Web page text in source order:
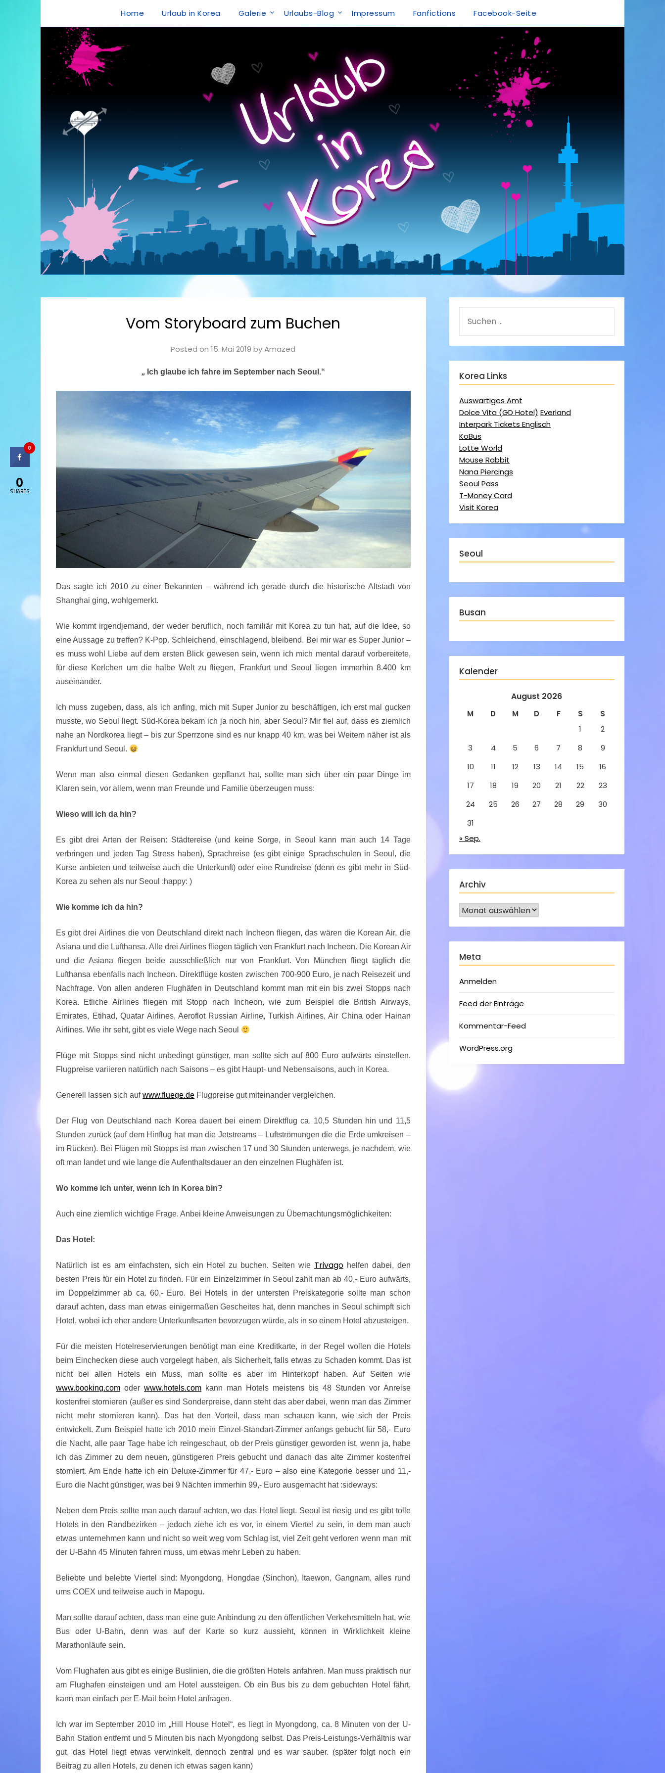
Urlaub in Korea
Home Urlaub in Korea Galerie Urlaubs-Blog Impressum Fanfictions Facebook-Seite
Vom Storyboard zum Buchen
Posted on15. Mai 2019 byAmazed
„ Ich glaube ich fahre im September nach Seoul.“
Das sagte ich 2010 zu einer Bekannten – während ich gerade durch die historische Altstadt von
Shanghai ging, wohlgemerkt.
Wie kommt irgendjemand, der weder beruflich, noch familiär mit Korea zu tun hat, auf die Idee, so
eine Aussage zu treffen? K-Pop. Schleichend, einschlagend, bleibend. Bei mir war es Super Junior –
es muss wohl Liebe auf dem ersten Blick gewesen sein, wenn ich mich mental darauf vorbereitete,
für diese Kerlchen um die halbe Welt zu fliegen, Frankfurt und Seoul liegen immerhin 8.400 km
auseinander.
Ich muss zugeben, dass, als ich anfing, mich mit Super Junior zu beschäftigen, ich erst mal gucken
musste, wo Seoul liegt. Süd-Korea bekam ich ja noch hin, aber Seoul? Mir fiel auf, dass es ziemlich
nahe an Nordkorea liegt – bis zur Sperrzone sind es nur knapp 40 km, was bei Weitem näher ist als
Frankfurt und Seoul.
Wenn man also einmal diesen Gedanken gepflanzt hat, sollte man sich über ein paar Dinge im
Klaren sein, vor allem, wenn man Freunde und Familie überzeugen muss:
Wieso will ich da hin?
Es gibt drei Arten der Reisen: Städtereise (und keine Sorge, in Seoul kann man auch 14 Tage
verbringen und jeden Tag Stress haben), Sprachreise (es gibt einige Sprachschulen in Seoul, die
Kurse anbieten und teilweise auch die Unterkunft) oder eine Rundreise (denn es gibt mehr in Süd-
Korea zu sehen als nur Seoul :happy: )
Wie komme ich da hin?
Es gibt drei Airlines die von Deutschland direkt nach Incheon fliegen, das wären die Korean Air, die
Asiana und die Lufthansa. Alle drei Airlines fliegen täglich von Frankfurt nach Incheon. Die Korean Air
und die Asiana fliegen beide ausschließlich nur von Frankfurt. Von München fliegt täglich die
Lufthansa ebenfalls nach Incheon. Direktflüge kosten zwischen 700-900 Euro, je nach Reisezeit und
Nachfrage. Von allen anderen Flughäfen in Deutschland kommt man mit ein bis zwei Stopps nach
Korea. Etliche Airlines fliegen mit Stopp nach Incheon, wie zum Beispiel die British Airways,
Emirates, Etihad, Quatar Airlines, Aeroflot Russian Airline, Turkish Airlines, Air China oder Hainan
Airlines. Wie ihr seht, gibt es viele Wege nach Seoul
Flüge mit Stopps sind nicht unbedingt günstiger, man sollte sich auf 800 Euro aufwärts einstellen.
Flugpreise variieren natürlich nach Saisons – es gibt Haupt- und Nebensaisons, auch in Korea.
Generell lassen sich aufwww.fluege.de Flugpreise gut miteinander vergleichen.
Der Flug von Deutschland nach Korea dauert bei einem Direktflug ca. 10,5 Stunden hin und 11,5
Stunden zurück (auf dem Hinflug hat man die Jetstreams – Luftströmungen die die Erde umkreisen –
im Rücken). Bei Flügen mit Stopps ist man zwischen 17 und 30 Stunden unterwegs, je nachdem, wie
oft man landet und wie lange die Aufenthaltsdauer an den einzelnen Flughäfen ist.
Wo komme ich unter, wenn ich in Korea bin?
Auch eine ziemlich wichtige Frage. Anbei kleine Anweisungen zu Übernachtungsmöglichkeiten:
Das Hotel:
Natürlich ist es am einfachsten, sich ein Hotel zu buchen. Seiten wie Trivago helfen dabei, den
besten Preis für ein Hotel zu finden. Für ein Einzelzimmer in Seoul zahlt man ab 40,- Euro aufwärts,
im Doppelzimmer ab ca. 60,- Euro. Bei Hotels in der untersten Preiskategorie sollte man schon
darauf achten, dass man etwas einigermaßen Gescheites hat, denn manches in Seoul schimpft sich
Hotel, wobei ich eher andere Unterkunftsarten bevorzugen würde, als in so einem Hotel abzusteigen.
Für die meisten Hotelreservierungen benötigt man eine Kreditkarte, in der Regel wollen die Hotels
beim Einchecken diese auch vorgelegt haben, als Sicherheit, falls etwas zu Schaden kommt. Das ist
nicht bei allen Hotels ein Muss, man sollte es aber im Hinterkopf haben. Auf Seiten wie
www.booking.com oderwww.hotels.com kann man Hotels meistens bis 48 Stunden vor Anreise
kostenfrei stornieren (außer es sind Sonderpreise, dann steht das aber dabei, wenn man das Zimmer
nicht mehr stornieren kann). Das hat den Vorteil, dass man schauen kann, wie sich der Preis
entwickelt. Zum Beispiel hatte ich 2010 mein Einzel-Standart-Zimmer anfangs gebucht für 58,- Euro
die Nacht, alle paar Tage habe ich reingeschaut, ob der Preis günstiger geworden ist, wenn ja, habe
ich das Zimmer zu dem neuen, günstigeren Preis gebucht und danach das alte Zimmer kostenfrei
storniert. Am Ende hatte ich ein Deluxe-Zimmer für 47,- Euro – also eine Kategorie besser und 11,-
Euro die Nacht günstiger, was bei 9 Nächten immerhin 99,- Euro ausgemacht hat :sideways:
Neben dem Preis sollte man auch darauf achten, wo das Hotel liegt. Seoul ist riesig und es gibt tolle
Hotels in den Randbezirken – jedoch ziehe ich es vor, in einem Viertel zu sein, in dem man auch
etwas unternehmen kann und nicht so weit weg vom Schlag ist, viel Zeit geht verloren wenn man mit
der U-Bahn 45 Minuten fahren muss, um etwas mehr Leben zu haben.
Beliebte und belebte Viertel sind: Myongdong, Hongdae (Sinchon), Itaewon, Gangnam, alles rund
ums COEX und teilweise auch in Mapogu.
Man sollte darauf achten, dass man eine gute Anbindung zu den öffentlichen Verkehrsmitteln hat, wie
Bus oder U-Bahn, denn was auf der Karte so kurz aussieht, können in Wirklichkeit kleine
Marathonläufe sein.
Vom Flughafen aus gibt es einige Buslinien, die die größten Hotels anfahren. Man muss praktisch nur
am Flughafen einsteigen und am Hotel aussteigen. Ob ein Bus bis zu dem gebuchten Hotel fährt,
kann man einfach per E-Mail beim Hotel anfragen.
Ich war im September 2010 im „Hill House Hotel“, es liegt in Myongdong, ca. 8 Minuten von der U-
Bahn Station entfernt und 5 Minuten bis nach Myongdong selbst. Das Preis-Leistungs-Verhältnis war
gut, das Hotel liegt etwas verwinkelt, dennoch zentral und es war sauber. (später folgt noch ein
Beitrag zu allen Hotels, zu denen ich etwas sagen kann)
Korea Links
Auswärtiges Amt
Dolce Vita (GD Hotel) Everland
Interpark Tickets Englisch
KoBus
Lotte World
Mouse Rabbit
Nana Piercings
Seoul Pass
T-Money Card
Visit Korea
Seoul
Busan
Kalender
August 2026
M D M D F S
S
1
2
3
4 5 6 7 8
9
10
11 12 13 14 15
16
17
18 19 20 21 22
23
24
25 26 27 28 29
30
31
« Sep.
Archiv
Meta
Anmelden
Feed der Einträge
Kommentar-Feed
WordPress.org
0
0
SHARES